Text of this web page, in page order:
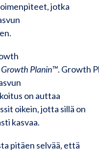
jotka
Growth Planin™. Growth
on auttaa
oikein, jotta sillä on
kasvaa.
pitäen selvää, että